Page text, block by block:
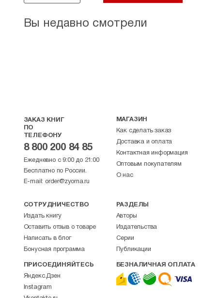
Вы недавно смотрели
ЗАКАЗ КНИГ
ПО
ТЕЛЕФОНУ
8 800 200 84 85
Ежедневно с 9:00 до 21:00
Бесплатно по России.
E-mail: order@zyorna.ru
МАГАЗИН
Как сделать заказ
Доставка и оплата
Контактная информация
Оптовым покупателям
О нас
СОТРУДНИЧЕСТВО
Издать книгу
Оставить отзыв о товаре
Написать в блог
Бонусная программа
РАЗДЕЛЫ
Авторы
Издательства
Серии
Публикации
ПРИСОЕДИНЯЙТЕСЬ
Яндекс.Дзен
Instagram
БЕЗНАЛИЧНАЯ ОПЛАТА